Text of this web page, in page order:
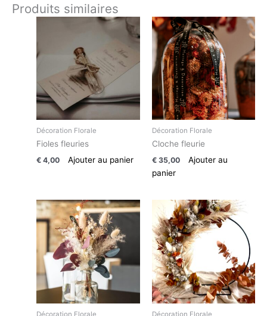
Produits similaires
Décoration Florale
Fioles fleuries
€ 4,00 Ajouter au panier
Décoration Florale
Cloche fleurie
€35,00
Ajouter au
panier
Décoration Florale Décoration Florale